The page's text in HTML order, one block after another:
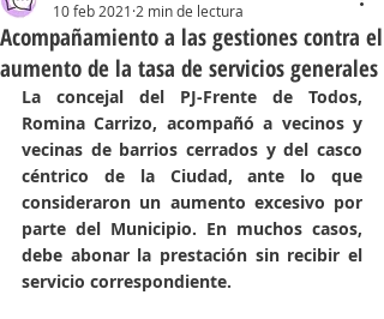
Acompañamiento a las gestiones contra el
aumento de la tasa de servicios generales
10 feb 2021 2 min de lectura
La concejal del PJ-Frente de Todos,
Romina Carrizo, acompañó a vecinos y
vecinas de barrios cerrados y del casco
céntrico de la Ciudad, ante lo que
consideraron un aumento excesivo por
parte del Municipio. En muchos casos,
debe abonar la prestación sin recibir el
servicio correspondiente.